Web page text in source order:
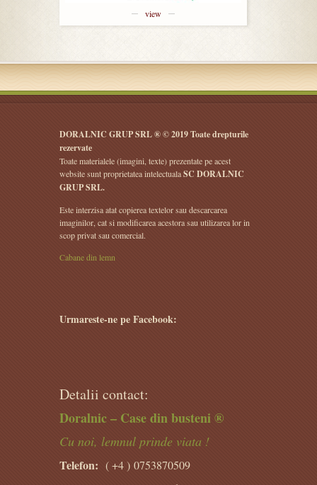
view
DORALNIC GRUP SRL ® © 2019 Toate drepturile
rezervate
Toate materialele (imagini, texte) prezentate pe acest
website sunt proprietatea intelectualaSC DORALNIC
GRUP SRL.
Este interzisa atat copierea textelor sau descarcarea
imaginilor, cat si modificarea acestora sau utilizarea lor in
scop privat sau comercial.
Cabane din lemn
Urmareste-ne pe Facebook:
Detalii contact:
Doralnic – Case din busteni ®
Cu noi, lemnul prinde viata !
Telefon: ( +4 ) 0753870509